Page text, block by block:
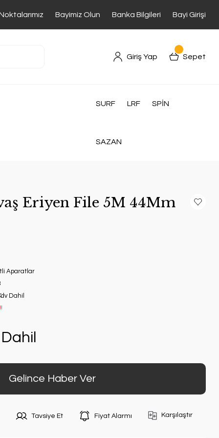
Bayimiz Olun Banka Bilgileri Bayi Girişi
Giriş Yap Sepet
SURF LRF SPİN
SAZAN
Eriyen File 5M 44Mm
Aparatlar
Dahil
Gelince Haber Ver
Tavsiye Et Fiyat Alarmı Karşılaştır